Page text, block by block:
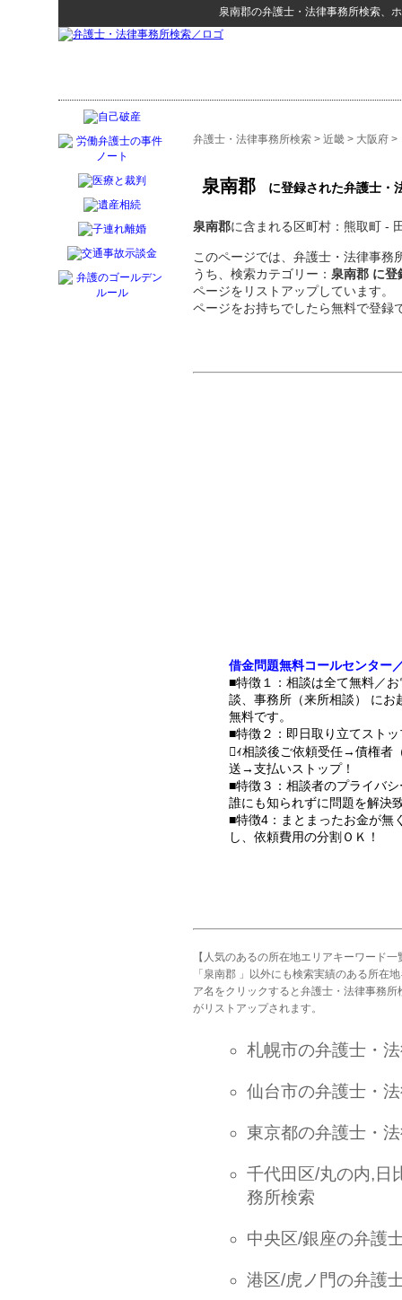
泉南郡の弁護士・法律事務所検索、
弁護士・法律事務所検索 > 近畿 > 大阪府 >
泉南郡 に登録された弁護士・
泉南郡に含まれる区町村：熊取町 -
このページでは、弁護士・法律事務
うち、検索カテゴリー： 泉南郡 に登
ページをリストアップしています
ページをお持ちでしたら無料で登録
借金問題無料コールセンター
■特徴１：相談は全て無料／
談、事務所（来所相談） にお
無料です。
■特徴２：即日取り立てスト
ｨ相談後ご依頼受任→債権者
送→支払いストップ！
■特徴３：相談者のプライバ
誰にも知られずに問題を解決
■特徴4：まとまったお金が無
し、依頼費用の分割ＯＫ！
【人気のあるの所在地エリアキーワード一
「泉南郡 」以外にも検索実績のある所在
ア名をクリックすると弁護士・法律事務
がリストアップされます。
札幌市の弁護士・
仙台市の弁護士・
東京都の弁護士・
千代田区/丸の内,日
務所検索
中央区/銀座の弁護
港区/虎ノ門の弁護